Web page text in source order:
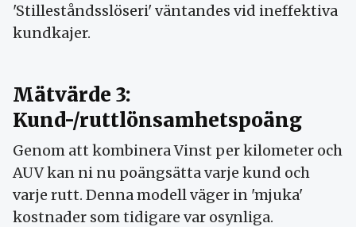
'Stilleståndsslöseri' väntandes vid ineffektiva
kundkajer.
Mätvärde 3:
Kund-/ruttlönsamhetspoäng
Genom att kombinera Vinst per kilometer och
AUV kan ni nu poängsätta varje kund och
varje rutt. Denna modell väger in 'mjuka'
kostnader som tidigare var osynliga.